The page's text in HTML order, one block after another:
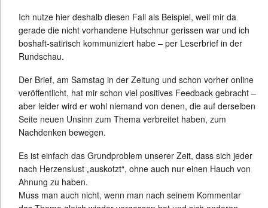
Ich nutze hier deshalb diesen Fall als Beispiel, weil mir da
gerade die nicht vorhandene Hutschnur gerissen war und ich
boshaft-satirisch kommuniziert habe – per Leserbrief in der
Rundschau.
Der Brief, am Samstag in der Zeitung und schon vorher online
veröffentlicht, hat mir schon viel positives Feedback gebracht –
aber leider wird er wohl niemand von denen, die auf derselben
Seite neuen Unsinn zum Thema verbreitet haben, zum
Nachdenken bewegen.
Es ist einfach das Grundproblem unserer Zeit, dass sich jeder
nach Herzenslust „auskotzt“, ohne auch nur einen Hauch von
Ahnung zu haben.
Muss man auch nicht, wenn man nach seinem Kommentar